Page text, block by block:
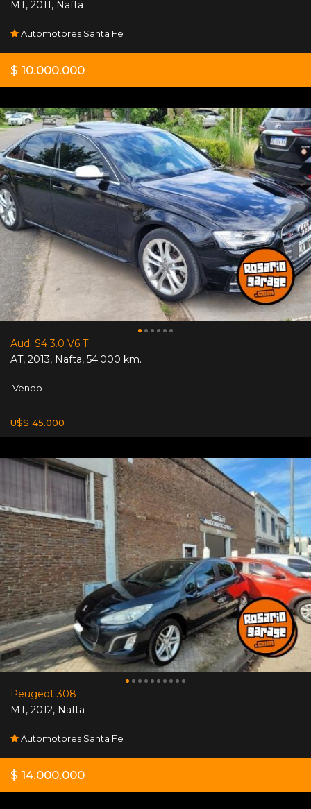
MT, 2011, Nafta
Automotores Santa Fe
$ 10.000.000
Audi S4 3.0 V6 T
AT, 2013, Nafta, 54.000 km.
Vendo
U$S 45.000
Peugeot 308
MT, 2012, Nafta
Automotores Santa Fe
$ 14.000.000